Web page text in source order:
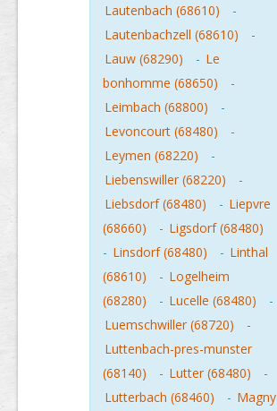
Lautenbach (68610)
-
Lautenbachzell (68610)
-
Lauw (68290)
- Le
bonhomme (68650)
-
Leimbach (68800)
-
Levoncourt (68480)
-
Leymen (68220)
-
Liebenswiller (68220)
-
Liebsdorf (68480)
- Liepvre
(68660)
- Ligsdorf (68480)
- Linsdorf (68480) - Linthal
(68610)
- Logelheim
(68280)
- Lucelle (68480)
-
Luemschwiller (68720)
-
Luttenbach-pres-munster
(68140)
- Lutter (68480)
-
Lutterbach (68460)
- Magny